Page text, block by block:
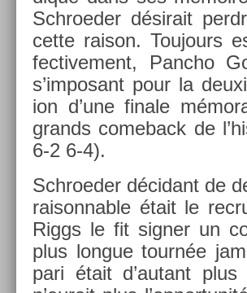
Schroed­er désirait
cette raison. Toujours
fective­ment, Pancho
s’im­posant pour la
ion d’une fin­ale
grands com­eback de
6-2 6-4).
Schroed­er décidant de
raisonn­able était le
Riggs le fit sign­er un
plus lon­gue tournée
pari était d’autant